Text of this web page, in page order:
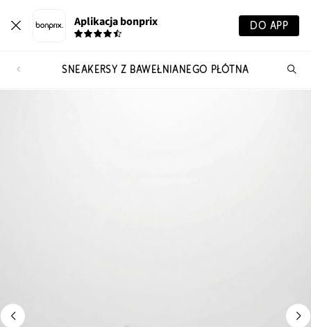
Aplikacja bonprix DO APP
SNEAKERSY Z BAWEŁNIANEGO PŁÓTNA